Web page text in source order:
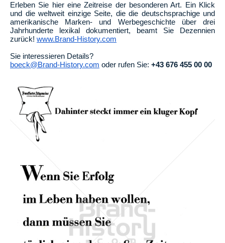
Erleben Sie hier eine Zeitreise der besonderen Art. Ein Klick
und die weltweit einzige Seite, die die deutschsprachige und
amerikanische Marken- und Werbegeschichte über drei
Jahrhunderte lexikal dokumentiert, beamt Sie Dezennien
zurück! www.Brand-History.com
Sie interessieren Details?
boeck@Brand-History.com oder rufen Sie: +43 676 455 00 00